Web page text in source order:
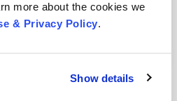
more about the cookies we
& Privacy Policy.
Show details
empresas